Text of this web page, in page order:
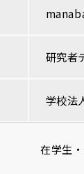
研究者
学校法
在学生